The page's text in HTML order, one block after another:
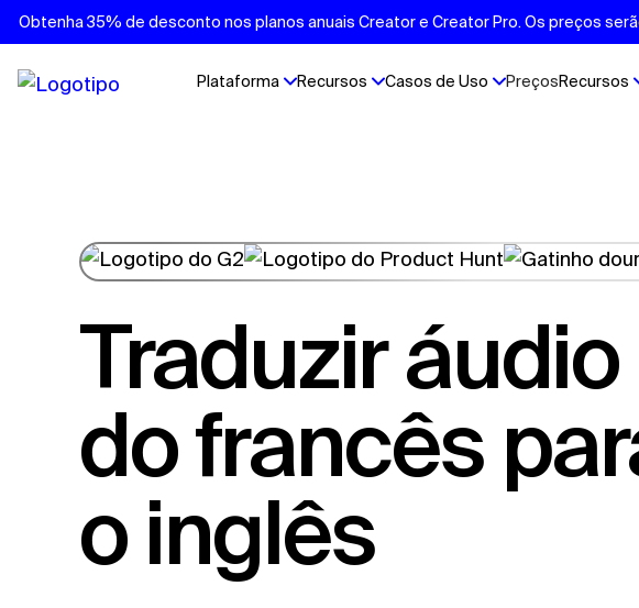
Obtenha 35% de desconto nos planos anuais Creator e Creator Pro. Os preços
Plataforma Recursos Casos de Uso PreçosRecursos
Traduzir áudio
do francês
o inglês